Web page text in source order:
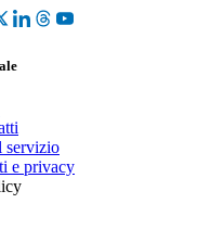
servizio
e privacy